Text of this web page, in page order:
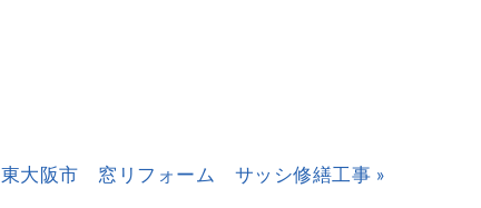
東大阪市 窓リフォーム サッシ修繕工事 »